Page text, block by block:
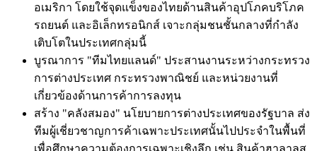
อเมริกา โดยใช้จุดแข็งของไทยด้านสินค้าอุปโภคบริโภค
รถยนต์ และอิเล็กทรอนิกส์ เจาะกลุ่มชนชั้นกลางที่กำลัง
เติบโตในประเทศกลุ่มนี้
บูรณาการ "ทีมไทยแลนด์" ประสานงานระหว่างกระทรวง
การต่างประเทศ กระทรวงพาณิชย์ และหน่วยงานที่
เกี่ยวข้องด้านการค้าการลงทุน
สร้าง "คลังสมอง" นโยบายการต่างประเทศของรัฐบาล ส่ง
ทีมผู้เชี่ยวชาญการค้าเฉพาะประเทศนั้นไปประจำในพื้นที่
เพื่อศึกษาความต้องการเฉพาะเชิงลึก เช่น สินค้าฮาลาลส